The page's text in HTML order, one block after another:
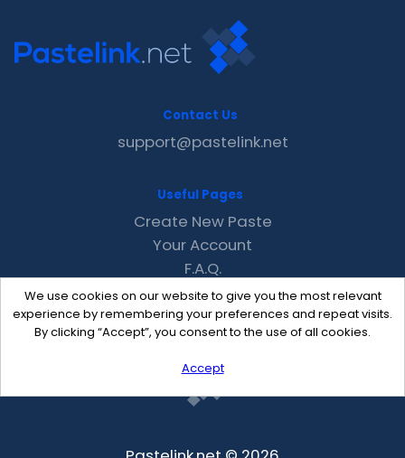
We use cookies on our website to give you the most relevant
experience by remembering your preferences and repeat visits.
By clicking “Accept”, you consent to the use of all cookies.
Accept
Contact Us
support@pastelink.net
Useful Pages
Create New Paste
Your Account
F.A.Q.
Recent
Contact